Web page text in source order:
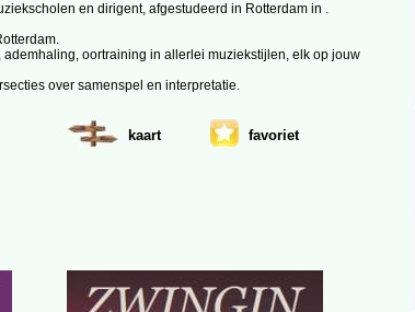
en dirigent, afgestudeerd in Rotterdam in .
oortraining in allerlei muziekstijlen, elk op jouw
over samenspel en interpretatie.
kaart favoriet